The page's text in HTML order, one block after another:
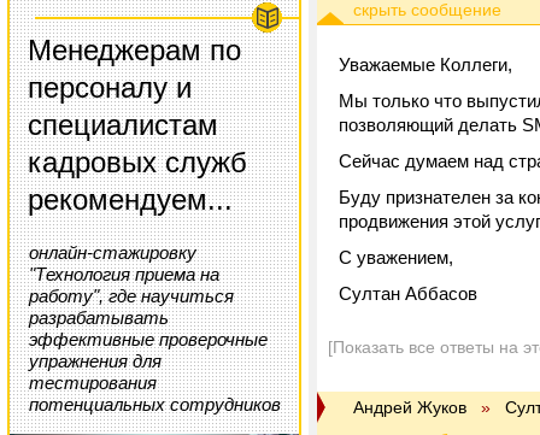
Менеджерам по
персоналу и
специалистам
кадровых служб
рекомендуем...
онлайн-стажировку
"Технология приема на
работу", где научиться
разрабатывать
эффективные проверочные
упражнения для
тестирования
потенциальных сотрудников
Уважаемые Коллеги,
Мы только что
позволяющий делать
Сейчас думаем над
Буду признателен за
продвижения этой
С уважением,
Султан Аббасов
[Показать все ответы на
Андрей Жуков »